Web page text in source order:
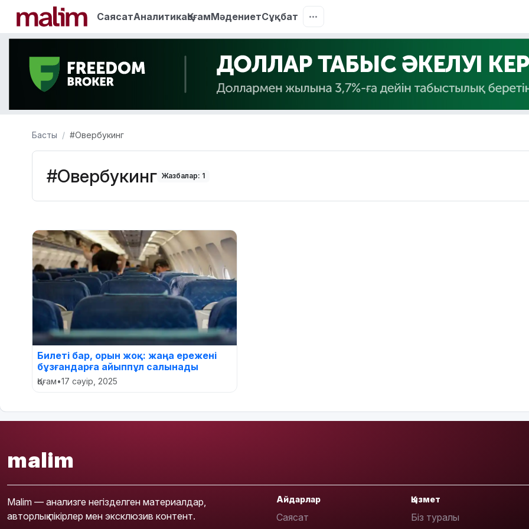
СаясатАналитикаҚоғамМәдениетСұқбат
Басты #Овербукинг
#Овербукинг Жазбалар: 1
Билеті бар, орын жоқ: жаңа ережені
бұзғандарға айыппұл салынады
Қоғам•17 сәуір, 2025
malim
Malim — анализге негізделген материалдар,
авторлық пікірлер мен эксклюзив контент.
Айдарлар
Саясат
Қызмет
Біз туралы